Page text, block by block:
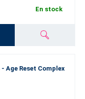
En stock
Age Reset Complex